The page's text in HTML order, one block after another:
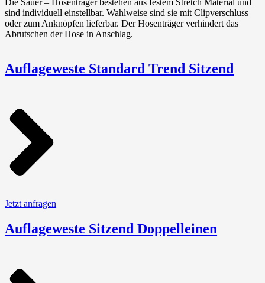
Die Sauer – Hosenträger bestehen aus festem Stretch Material und
sind individuell einstellbar. Wahlweise sind sie mit Clipverschluss
oder zum Anknöpfen lieferbar. Der Hosenträger verhindert das
Abrutschen der Hose in Anschlag.
Auflageweste Standard Trend Sitzend
Jetzt anfragen
Auflageweste Sitzend Doppelleinen